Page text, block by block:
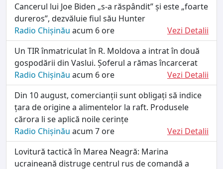
Cancerul lui Joe Biden „s-a răspândit” și este „foarte
dureros”, dezvăluie fiul său Hunter
Radio Chișinău acum 6 ore
Vezi Detalii
Un TIR înmatriculat în R. Moldova a intrat în două
gospodării din Vaslui. Șoferul a rămas încarcerat
Radio Chișinău acum 6 ore
Vezi Detalii
Din 10 august, comercianții sunt obligați să indice
țara de origine a alimentelor la raft. Produsele
cărora li se aplică noile cerințe
Radio Chișinău acum 7 ore
Vezi Detalii
Lovitură tactică în Marea Neagră: Marina
ucraineană distruge centrul rus de comandă a